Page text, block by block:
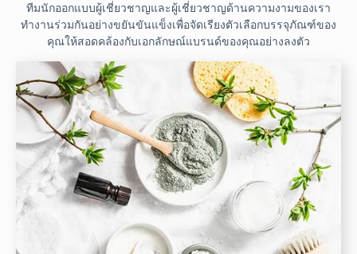
ทีมนักออกแบบผู้เชี่ยวชาญและผู้เชี่ยวชาญด้านความงามของเรา
ทำงานร่วมกันอย่างขยันขันแข็งเพื่อจัดเรียงตัวเลือกบรรจุภัณฑ์ของ
คุณให้สอดคล้องกับเอกลักษณ์แบรนด์ของคุณอย่างลงตัว